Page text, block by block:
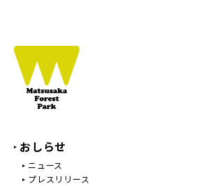
おしらせ
ニュース
プレスリリース